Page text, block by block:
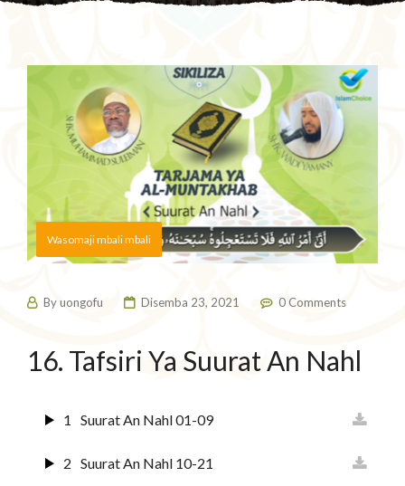
Wasomaji mbali mbali
Byuongofu Disemba 23, 2021 0 Comments
16. Tafsiri Ya Suurat An Nahl
1 Suurat An Nahl 01-09
2 Suurat An Nahl 10-21